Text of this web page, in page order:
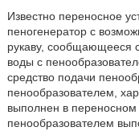
Известно переносное
пеногенератор с
рукаву, сообщающееся
воды с
средство подачи
пенообразователем,
выполнен в
пенообразователем